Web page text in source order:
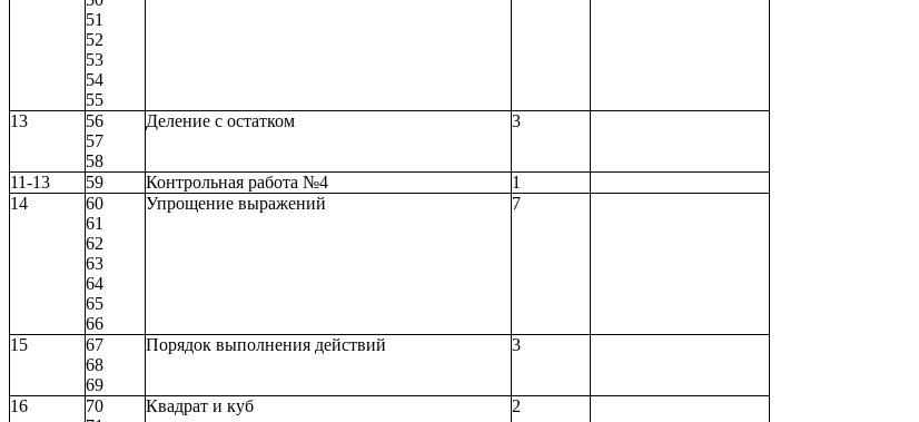
51
52
53
54
55
13
56
57
58
Деление с остатком 3
11-13 59 Контрольная работа №4
1
14
60
61
62
63
64
65
66
Упрощение выражений 7
15
67
68
69
Порядок выполнения действий 3
16
70
Квадрат и куб 2